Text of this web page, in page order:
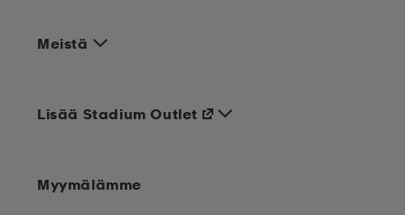
Meistä
Lisää Stadium Outlet
Myymälämme